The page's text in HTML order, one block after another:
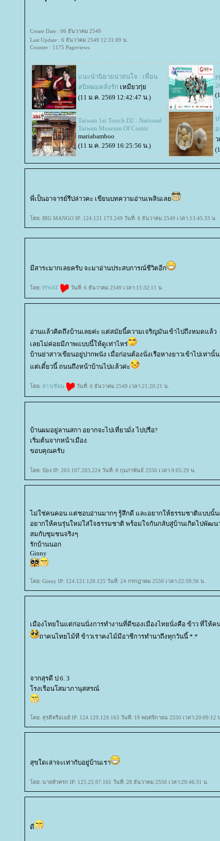
Create Date : 06 ธันวาคม 2549
Last Update : 6 ธันวาคม 2549 12:31:09 น.
Counter : 1175 Pageviews.
นะนำนิยายน่าสนใจ : เพื่อน
สนิทผมคลั่งรัก เหมียวกุ่
(11 ม.ค. 2569 12:42:47 น.)
Taiwan 1st Touch D2 : National
Taiwan Museum Of Comic
mariabamboo
(11 ม.ค. 2569 16:25:56 น.)
พี่เป็นอาจารย์รึปล่าวคะ เขียนบทความอ่านเพลินเล
ดย: BIG MANGO IP: 124.121.173.249 วันที่: 6 ธันวาคม 2549 เวลา:13:45:33 น.
มีสาระมากเลยครับ จะมาอ่านประสบการณ์ชีวิตอีก
ดย: PIWAT วันที่: 6 ธันวาคม 2549 เวลา:15:32:11 น.
อ่านแล้วคิดถึงบ้านเลยค่ะ แต่สมัยนี้ความเจริญมันเข้าไปถึงหมดแล้ว
เลยไม่ค่อยมีภาพแบบนี้ให้ดูเท่าไหร่
บ้านย่าสาวเขียนอยู่ปากพนัง เมื่อก่อนต้องนั่งเรือหางยาวเข้าไปเท่านั้น
ต่เดี๋ยวนี้ ถนนถึงหน้าบ้านไปแล้วค่ะ
ดย: สาวเขียน วันที่: 6 ธันวาคม 2549 เวลา:21:20:21 น.
บ้านผมอยู่ลานสกา อยากจะไปเที่ยวมั่ง ไปปรือ?
เริ่มต้นจากหน้าเมือง.
ขอบคุณครับ
ดย: ป๋อง IP: 203.107.203.224 วันที่: 8 กุมภาพันธ์ 2550 เวลา:9:05:29 น.
ไม่ใช่คนคอน แต่ชอบอ่านมากๆ รู้สึกดี และอยากให้ธรรมชาติแบบนั้น
อยากให้คนรุ่นใหม่ใส่ใจธรรมชาติ พร้อมใจกันกลับสู่บ้านเกิดไปพัฒน
สมกับชุมชนจริงๆ
รักบ้านนอก
Ginny
ดย: Ginny IP: 124.121.128.125 วันที่: 24 กรกฎาคม 2550 เวลา:22:59:56 น.
เมืองไทยในแต่ก่อนนั่งการทำงานที่ดีของเมืองไทยนั่งคือ ข้าว ที่ให้ค
ถาคนไทยไม้ที ข้าวเราคงไม้มีอาชีการทำนาถึงทุกวันนี้ *.*
จากสุรดี ป 6. 3
รงเรีอนโสมาภานุสสรณ์
ดย: สุรดีหรือเมย์ IP: 124.120.129.163 วันที่: 19 พฤศจิกายน 2550 เวลา:20:09:12
สุขใดเล่าจะเท่ากับอยู่บ้านเรา
ดย: นายหัวครก IP: 125.25.97.161 วันที่: 28 ธันวาคม 2550 เวลา:20:46:31 น.
ดี